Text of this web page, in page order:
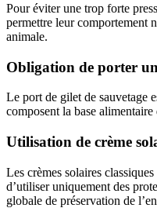
Pour éviter une trop forte
permettre leur comportement
animale.
Obligation de porter
Le port de gilet de sauvetage
composent la base
Utilisation de crème
Les crèmes solaires
d’utiliser uniquement des
globale de préservation de